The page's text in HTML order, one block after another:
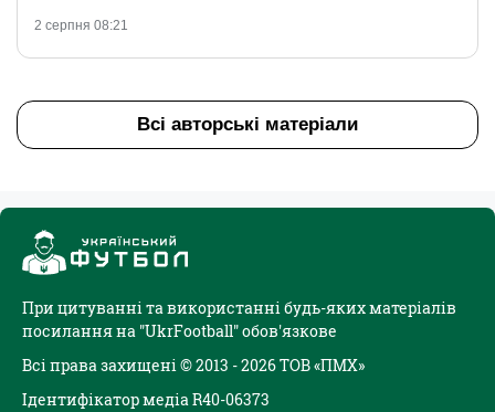
2 серпня 08:21
Всі авторські матеріали
При цитуванні та використанні будь-яких матеріалів
посилання на "UkrFootball" обов'язкове
Всі права захищені © 2013 - 2026 ТОВ «ПМХ»
Ідентифікатор медіа R40-06373